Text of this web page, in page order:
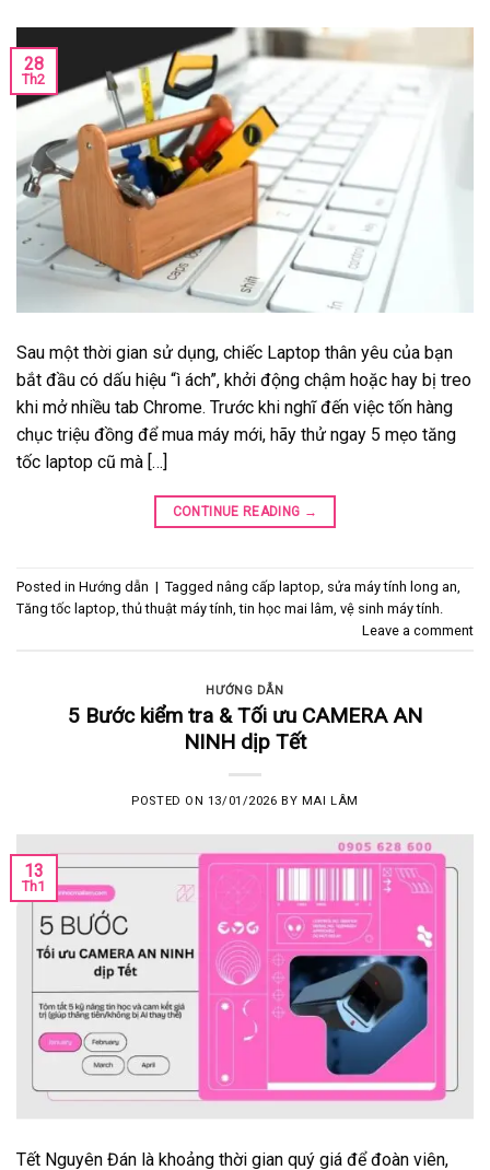
28
Th2
Sau một thời gian sử dụng, chiếc Laptop thân yêu của bạn
bắt đầu có dấu hiệu “ì ách”, khởi động chậm hoặc hay bị treo
khi mở nhiều tab Chrome. Trước khi nghĩ đến việc tốn hàng
chục triệu đồng để mua máy mới, hãy thử ngay 5 mẹo tăng
tốc laptop cũ mà […]
CONTINUE READING →
Posted in Hướng dẫn | Tagged nâng cấp laptop sửa máy tính long an
Tăng tốc laptop ,thủ thuật máy tính ,tin học mai lâm vệ sinh máy tính.
Leave a comment
HƯỚNG DẪN
5 Bước kiểm tra & Tối ưu CAMERA AN
NINH dịp Tết
POSTED ON 13/01/2026 BY MAI LÂM
13
Th1
Tết Nguyên Đán là khoảng thời gian quý giá để đoàn viên,